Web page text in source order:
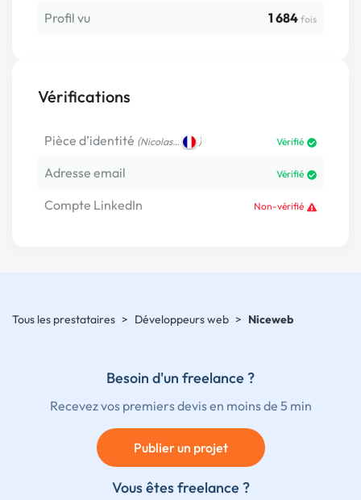
Profil vu
1 684 fois
Vérifications
Pièce d’identité (Nicolas… ) Vérifié
Adresse email Vérifié
Compte LinkedIn Non-vérifié
Tous les prestataires > Développeurs web > Niceweb
Besoin d'un freelance ?
Recevez vos premiers devis en moins de 5 min
Publier un projet
Vous êtes freelance ?